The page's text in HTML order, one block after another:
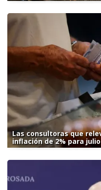
Las consultoras que
inflación de 2% para julio